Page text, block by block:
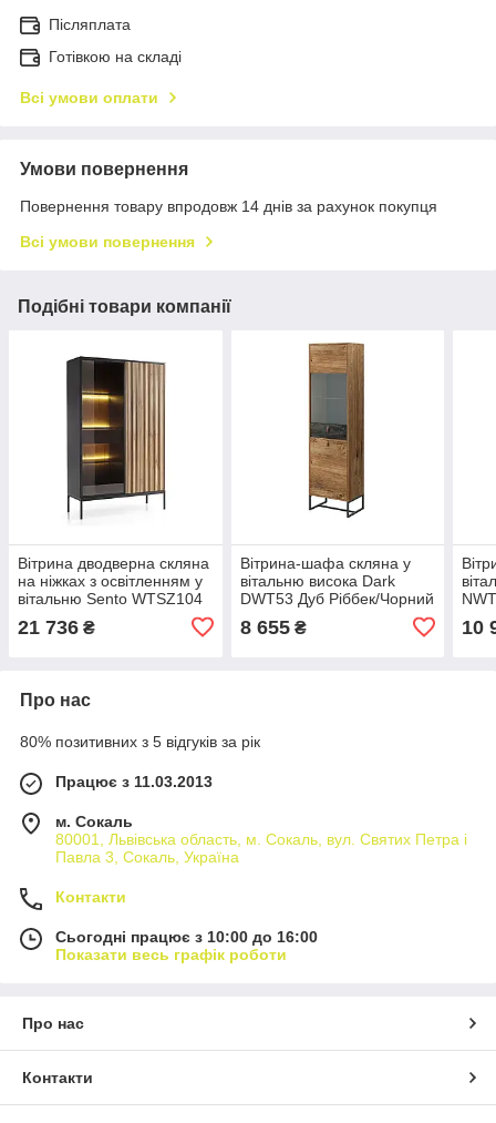
Післяплата
Готівкою на складі
Всі умови оплати
Умови повернення
Повернення товару впродовж 14 днів за рахунок покупця
Всі умови повернення
Подібні товари компанії
Вітрина дводверна скляна
на ніжках з освітленням у
вітальню Sento WTSZ104
Вотан Meble Piaski
21 736 ₴
Вітрина-шафа скляна у
вітальню висока Dark
DWT53 Дуб Ріббек/Чорний
8 655₴ 10
Про нас
80% позитивних з 5 відгуків за рік
Працює з 11.03.2013
м. Сокаль
80001, Львівська область, м. Сокаль, вул. Святих Петра і
Павла 3, Сокаль, Україна
Контакти
Сьогодні працює з 10:00 до 16:00
Показати весь графік роботи
Про нас
Контакти